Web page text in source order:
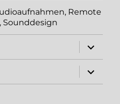
Remote
Sounddesign
öffnen
öffnen